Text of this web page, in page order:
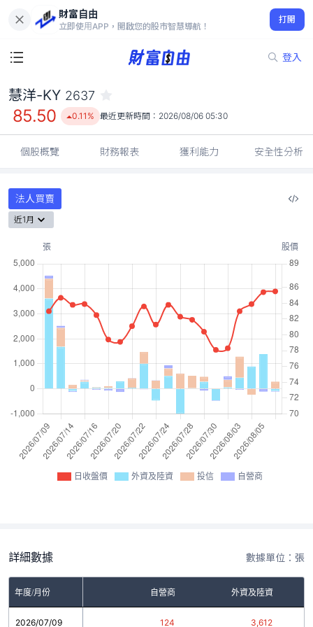
財富自由
立即使用APP，開啟您的股市智慧導航！
打開
登入
85.50
0.11%
慧洋-KY 2637
85.50 0.11% 最近更新時間： 2026/08/06 05:30
個股概覽 財務報表 獲利能力 安全性分析
法人買賣
近1月
日收盤價 外資及陸資 投信 自營商
詳細數據 數據單位：張
年度/月份 自營商 外資及陸資
2026/07/09 124 3,612